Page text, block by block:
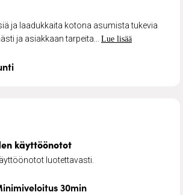
ja laadukkaita kotona asumista tukevia
ja asiakkaan tarpeita... Lue lisää
apu ja laitteiden käyttöönotot
käyttöönotot
luotettavasti.
30min